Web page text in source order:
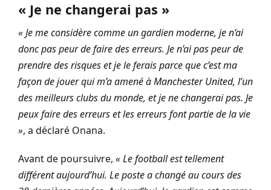
« Je ne changerai pas »
« Je me considère comme un gardien moderne, je n’ai
donc pas peur de faire des erreurs. Je n’ai pas peur de
prendre des risques et je le ferais parce que c’est ma
façon de jouer qui m’a amené à Manchester United, l’un
des meilleurs clubs du monde, et je ne changerai pas. Je
peux faire des erreurs et les erreurs font partie de la vie
», a déclaré Onana.
Avant de poursuivre, « Le football est tellement
différent aujourd’hui. Le poste a changé au cours des